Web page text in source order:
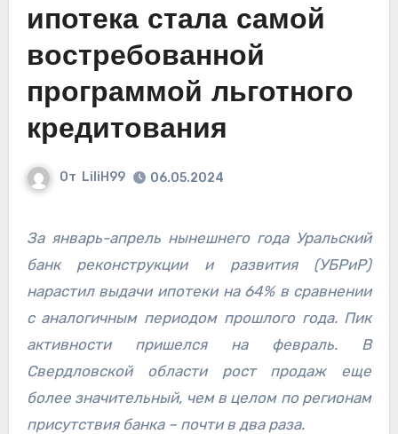
ипотека стала самой
востребованной
программой льготного
кредитования
От LiliH99 06.05.2024
За январь-апрель нынешнего года Уральский
банк реконструкции и развития (УБРиР)
нарастил выдачи ипотеки на 64% в сравнении
с аналогичным периодом прошлого года. Пик
активности пришелся на февраль. В
Свердловской области рост продаж еще
более значительный, чем в целом по регионам
присутствия банка – почти в два раза.